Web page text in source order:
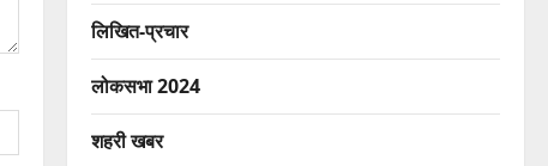
लिखित-प्रचार
लोकसभा 2024
शहरी खबर